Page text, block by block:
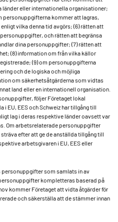
länder eller internationella organisationer;
personuppgifterna kommer att lagras,
vilka denna tid avgörs; (6) rätten att
och rätten att begränsa
dina personuppgifter; (7) rätten att
(8) information om från vilka källor
(9) om personuppgifterna
och de logiska och möjliga
om säkerhetsåtgärderna som vidtas
land eller en internationell organisation.
följer Företaget lokal
EU, EES och Schweiz har tillgång till
lag i deras respektive länder oavsett var
Om arbetsrelaterade personuppgifter
efter att ge de anställda tillgång till
arbetsgivaren i EU, EES eller
personuppgifter som samlats in av
kompletteras baserad på
kommer Företaget att vidta åtgärder för
och säkerställa att de stämmer innan